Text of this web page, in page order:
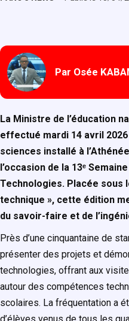
Par Osée
La Ministre de l’éducation
effectué mardi 14 avril
sciences installé à
l’occasion de la 13ᵉ
Technologies. Placée sous
technique », cette édition
du savoir-faire et de
Près d’une cinquantaine de
présenter des projets et
technologies, offrant aux
autour des compétences
scolaires. La fréquentation a